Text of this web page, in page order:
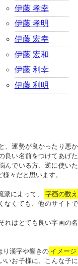
伊藤 孝幸
伊藤 孝明
伊藤 宏幸
伊藤 宏和
伊藤 利幸
伊藤 利明
、運勢が良かったり悪か
良い名前をつけてあげた
んでいる方、逆に使いた
々だと思います。
によって、
字画の数え
なくても、他のサイトで
れはとても良い字画の名
り漢字や響きの イメージ
いお子様に、こんな子に